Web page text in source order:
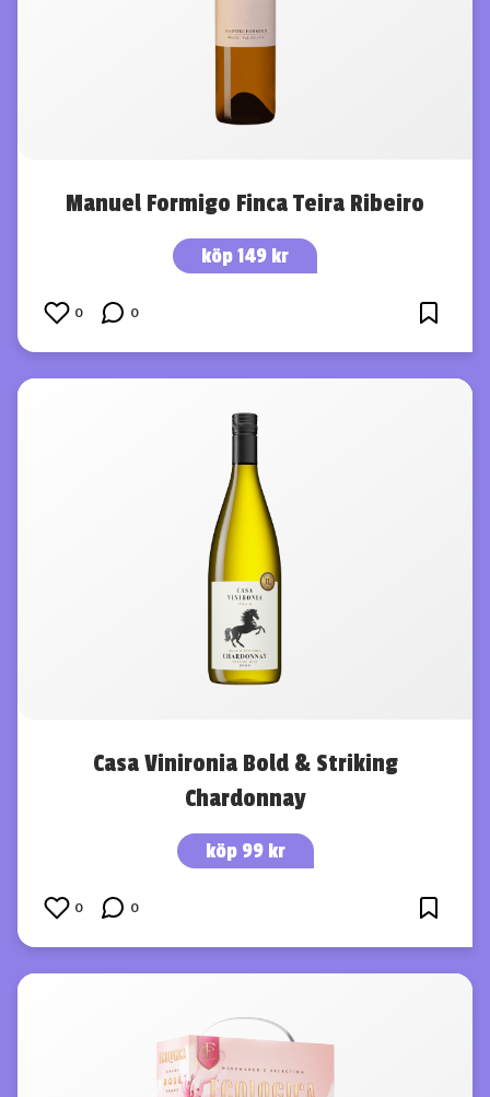
Manuel Formigo Finca Teira Ribeiro
köp 149 kr
0 0
Casa Vinironia Bold & Striking
Chardonnay
köp 99 kr
0 0